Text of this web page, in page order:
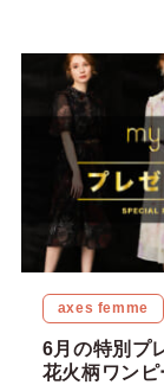
axes femme
6月の特別プ
花火柄ワン